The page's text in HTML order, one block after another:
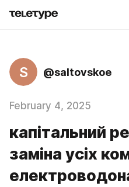
S @saltovskoe
February 4, 2025
капітальний
заміна усіх